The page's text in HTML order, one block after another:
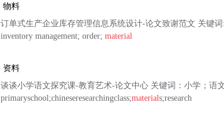
物料
订单式生产企业库存管理信息系统设计-论文致谢范文 关键
inventory management; order;material
资料
谈谈小学语文探究课-教育艺术-论文中心 关键词：小学；语
primaryschool;chineseresearchingclass;materials;research